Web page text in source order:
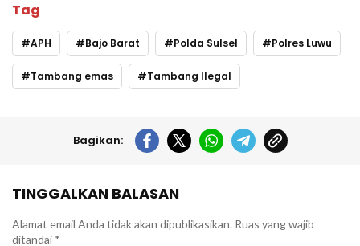
Tag
APH Bajo Barat Polda Sulsel Polres Luwu
Tambang emas Tambang Ilegal
Bagikan:
TINGGALKAN BALASAN
Alamat email Anda tidak akan dipublikasikan. Ruas yang wajib
ditandai *